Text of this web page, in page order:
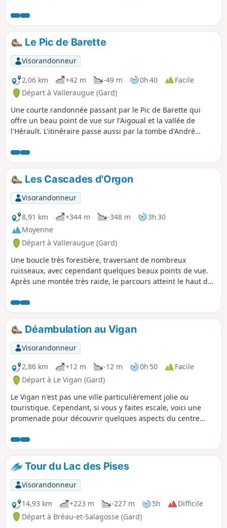
diversité des forêts traversées, où l'on
passe sans cesse des hêtres aux
chênes, aux sapins et aux épicéas. Les
panoramas au (3) et au Monument
André Chamson sont sublimes.
Le Pic de Barette
Visorandonneur
2,06 km
+42 m -49 m 0h 40
Facile
Départ à Valleraugue (Gard)
Une courte randonnée passant par le Pic de Barette qui
offre un beau point de vue sur l'Aigoual et la vallée de
l'Hérault. L'itinéraire passe aussi par la tombe d'André
Française.
Les Cascades d'Orgon
Visorandonneur
8,91 km
+344 m -348 m
3h 30
Moyenne
Départ à Valleraugue (Gard)
Une boucle très forestière, traversant de nombreux
ruisseaux, avec cependant quelques beaux points de vue.
Après une montée très raide, le parcours atteint le haut des
celles-ci.
Déambulation au Vigan
Visorandonneur
2,86 km
+12 m -12 m 0h 50
Facile
Départ à Le Vigan (Gard)
Le Vigan n'est pas une ville particulièrement jolie ou
touristique. Cependant, si vous y faites escale, voici une
promenade pour découvrir quelques aspects du centre
Tour du Lac des Pises
Visorandonneur
14,93 km
+223 m -227 m 5h
Difficile
Départ à Bréau-et-Salagosse (Gard)